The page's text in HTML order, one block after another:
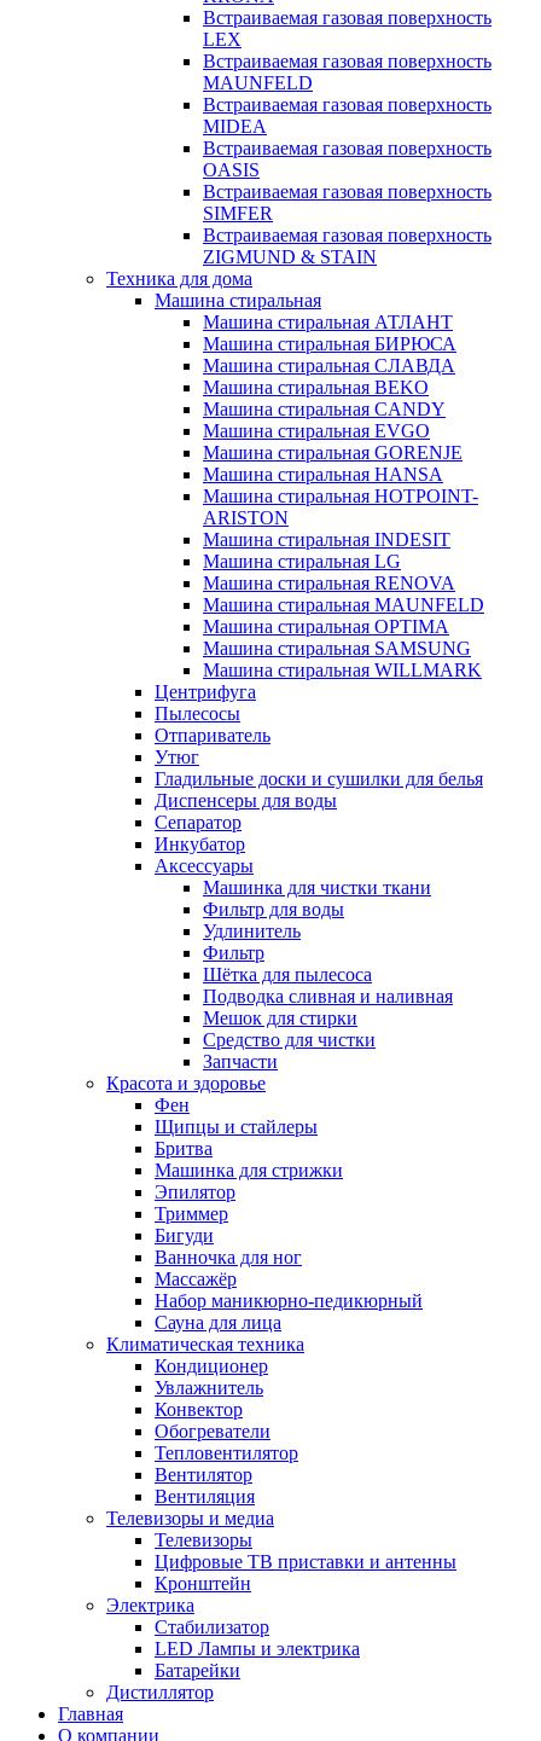
Встраиваемая газовая поверхность
LEX
Встраиваемая газовая поверхность
MAUNFELD
Встраиваемая газовая поверхность
MIDEA
Встраиваемая газовая поверхность
OASIS
Встраиваемая газовая поверхность
SIMFER
Встраиваемая газовая поверхность
ZIGMUND & STAIN
Техника для дома
Машина стиральная
Машина стиральная АТЛАНТ
Машина стиральная БИРЮСА
Машина стиральная СЛАВДА
Машина стиральная BEKO
Машина стиральная CANDY
Машина стиральная EVGO
Машина стиральная GORENJE
Машина стиральная HANSA
Машина стиральная HOTPOINT-
ARISTON
Машина стиральная INDESIT
Машина стиральная LG
Машина стиральная RENOVA
Машина стиральная MAUNFELD
Машина стиральная OPTIMA
Машина стиральная SAMSUNG
Машина стиральная WILLMARK
Центрифуга
Пылесосы
Отпариватель
Утюг
Гладильные доски и сушилки для белья
Диспенсеры для воды
Сепаратор
Инкубатор
Аксессуары
Машинка для чистки ткани
Фильтр для воды
Удлинитель
Фильтр
Шётка для пылесоса
Подводка сливная и наливная
Мешок для стирки
Средство для чистки
Запчасти
Красота и здоровье
Фен
Щипцы и стайлеры
Бритва
Машинка для стрижки
Эпилятор
Триммер
Бигуди
Ванночка для ног
Массажёр
Набор маникюрно-педикюрный
Сауна для лица
Климатическая техника
Кондиционер
Увлажнитель
Конвектор
Обогреватели
Тепловентилятор
Вентилятор
Вентиляция
Телевизоры и медиа
Телевизоры
Цифровые ТВ приставки и антенны
Кронштейн
Электрика
Стабилизатор
LED Лампы и электрика
Батарейки
Дистиллятор
Главная
О компании